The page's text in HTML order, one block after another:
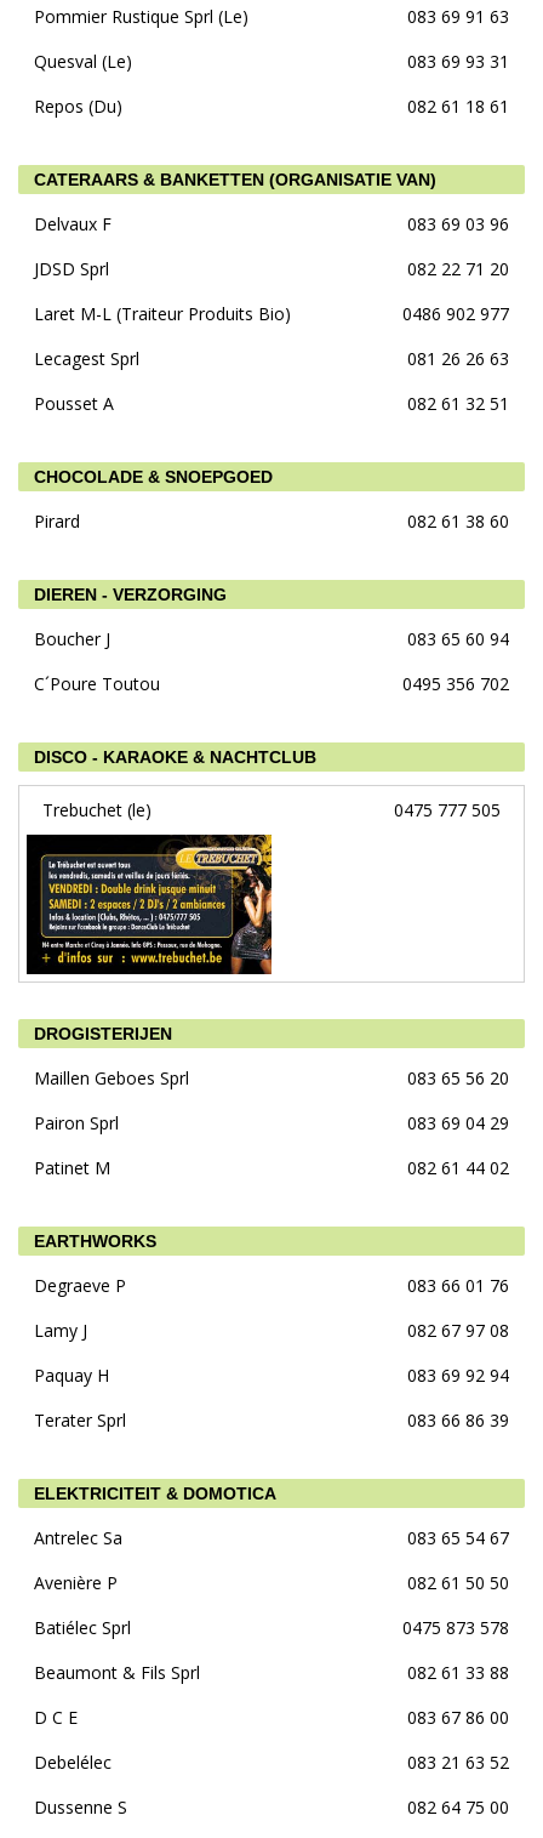
Pommier Rustique Sprl (Le)
083 69 91 63
Quesval (Le)
083 69 93 31
Repos (Du)
082 61 18 61
CATERAARS & BANKETTEN (ORGANISATIE VAN)
Delvaux F
083 69 03 96
JDSD Sprl
082 22 71 20
Laret M-L (Traiteur Produits Bio)
0486 902 977
Lecagest Sprl
081 26 26 63
Pousset A
082 61 32 51
CHOCOLADE & SNOEPGOED
Pirard 082 61 38 60
DIEREN - VERZORGING
Boucher J
083 65 60 94
C´Poure Toutou
0495 356 702
DISCO - KARAOKE & NACHTCLUB
Trebuchet (le) 0475 777 505
DROGISTERIJEN
Maillen Geboes Sprl
083 65 56 20
Pairon Sprl
083 69 04 29
Patinet M
082 61 44 02
EARTHWORKS
Degraeve P
083 66 01 76
Lamy J
082 67 97 08
Paquay H
083 69 92 94
Terater Sprl
083 66 86 39
ELEKTRICITEIT & DOMOTICA
Antrelec Sa
083 65 54 67
Avenière P
082 61 50 50
Batiélec Sprl
0475 873 578
Beaumont & Fils Sprl
082 61 33 88
D C E
083 67 86 00
Debelélec
083 21 63 52
Dussenne S
082 64 75 00